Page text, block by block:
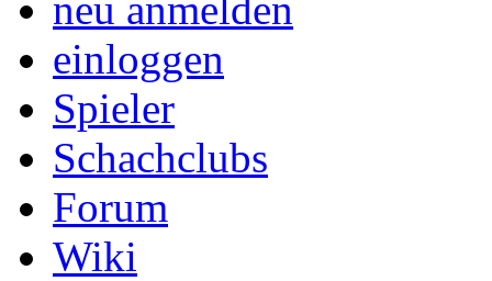
einloggen
Spieler
Schachclubs
Forum
Wiki